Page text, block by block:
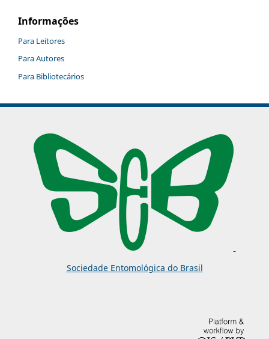
Informações
Para Leitores
Para Autores
Para Bibliotecários
Sociedade Entomológica do Brasil